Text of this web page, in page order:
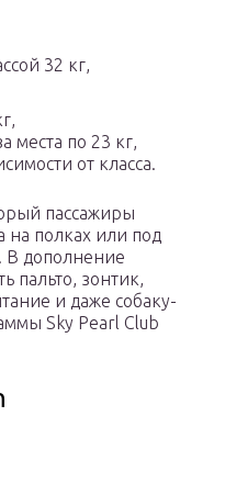
32 кг,
места по 23 кг,
от класса.
пассажиры
на полках или под
В дополнение
пальто, зонтик,
и даже собаку-
Sky Pearl Club